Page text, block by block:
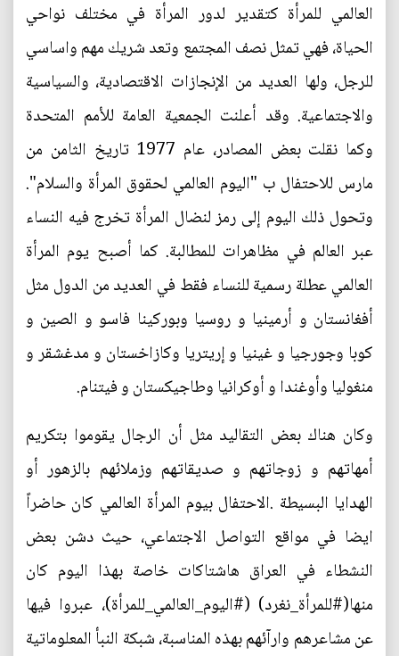
العالمي للمرأة كتقدير لدور المرأة في مختلف نواحي
الحياة، فهي تمثل نصف المجتمع وتعد شريك مهم واساسي
للرجل، ولها العديد من الإنجازات الاقتصادية، والسياسية
والاجتماعية. وقد أعلنت الجمعية العامة للأمم المتحدة
وكما نقلت بعض المصادر، عام 1977 تاريخ الثامن من
مارس للاحتفال ب "اليوم العالمي لحقوق المرأة والسلام".
وتحول ذلك اليوم إلى رمز لنضال المرأة تخرج فيه النساء
عبر العالم في مظاهرات للمطالبة. كما أصبح يوم المرأة
العالمي عطلة رسمية للنساء فقط في العديد من الدول مثل
أفغانستان و أرمينيا و روسيا وبوركينا فاسو و الصين و
كوبا وجورجيا و غينيا و إريتريا وكازاخستان و مدغشقر و
منغوليا وأوغندا و أوكرانيا وطاجيكستان و فيتنام.
وكان هناك بعض التقاليد مثل أن الرجال يقوموا بتكريم
أمهاتهم و زوجاتهم و صديقاتهم وزملائهم بالزهور أو
الهدايا البسيطة .الاحتفال بيوم المرأة العالمي كان حاضراً
ايضا في مواقع التواصل الاجتماعي، حيث دشن بعض
النشطاء في العراق هاشتاكات خاصة بهذا اليوم كان
منها(#للمرأة_نغرد) (#اليوم_العالمي_للمرأة)، عبروا فيها
عن مشاعرهم وارآئهم بهذه المناسبة، شبكة النبأ المعلوماتية